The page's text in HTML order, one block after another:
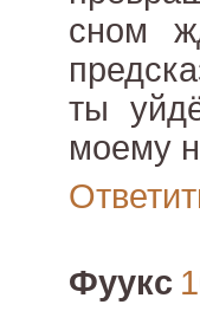
сном
ты
моему
Фуукс